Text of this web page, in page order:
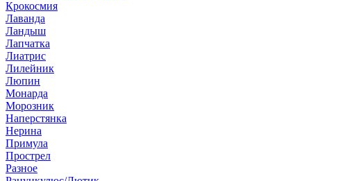
Крокосмия
Лаванда
Ландыш
Лапчатка
Лиатрис
Лилейник
Люпин
Монарда
Морозник
Наперстянка
Нерина
Примула
Прострел
Разное